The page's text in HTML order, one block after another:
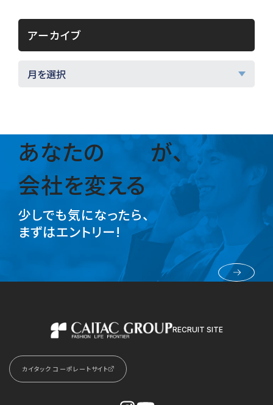
アーカイブ
あなたの
が、
会社を変える
少しでも気になったら、
まずはエントリー!
RECRUIT SITE
カイタック コーポレートサイト